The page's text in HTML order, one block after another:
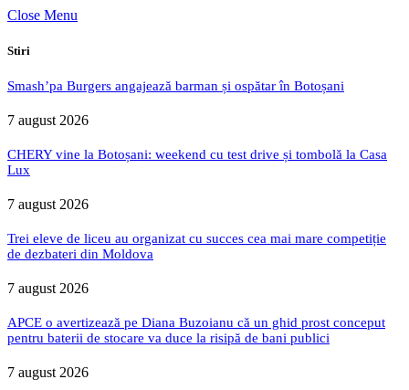
Close Menu
Stiri
Smash’pa Burgers angajează barman și ospătar în Botoșani
7 august 2026
CHERY vine la Botoșani: weekend cu test drive și tombolă la Casa
Lux
7 august 2026
Trei eleve de liceu au organizat cu succes cea mai mare competiție
de dezbateri din Moldova
7 august 2026
APCE o avertizează pe Diana Buzoianu că un ghid prost conceput
pentru baterii de stocare va duce la risipă de bani publici
7 august 2026